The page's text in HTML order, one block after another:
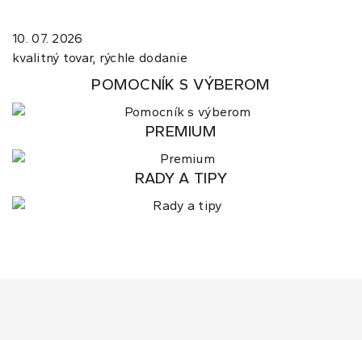
10. 07. 2026
kvalitný tovar, rýchle dodanie
POMOCNÍK S VÝBEROM
PREMIUM
RADY A TIPY